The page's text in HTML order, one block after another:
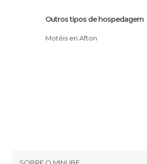
Outros tipos de hospedagem
Motéis en Afton